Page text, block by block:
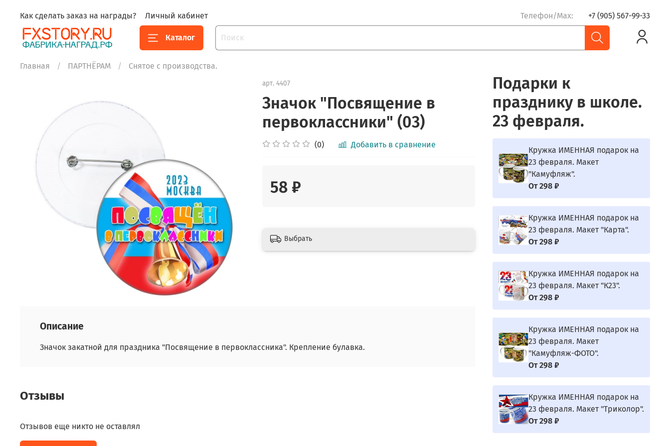
Как сделать заказ на награды? Личный кабинет Телефон/Max: +7 (905) 567-99-33
Каталог
Главная ПАРТНЁРАМ Снятое с производства.
арт.4407
Значок "Посвящение в
первоклассники" (03)
(0) Добавить в сравнение
58 ₽
Выбрать
Описание
Значок закатной для праздника "Посвящение в первоклассника". Крепление булавка.
Отзывы
Отзывов еще никто не оставлял
Подарки к
празднику в школе.
23 февраля.
Кружка ИМЕННАЯ подарок на
23 февраля. Макет
"Камуфляж".
От 298 ₽
Кружка ИМЕННАЯ подарок на
23 февраля. Макет "Карта".
От 298 ₽
Кружка ИМЕННАЯ подарок на
23 февраля. Макет "К23".
От 298 ₽
Кружка ИМЕННАЯ подарок на
23 февраля. Макет
"Камуфляж-ФОТО".
От 298 ₽
Кружка ИМЕННАЯ подарок на
23 февраля. Макет "Триколор".
От 298 ₽